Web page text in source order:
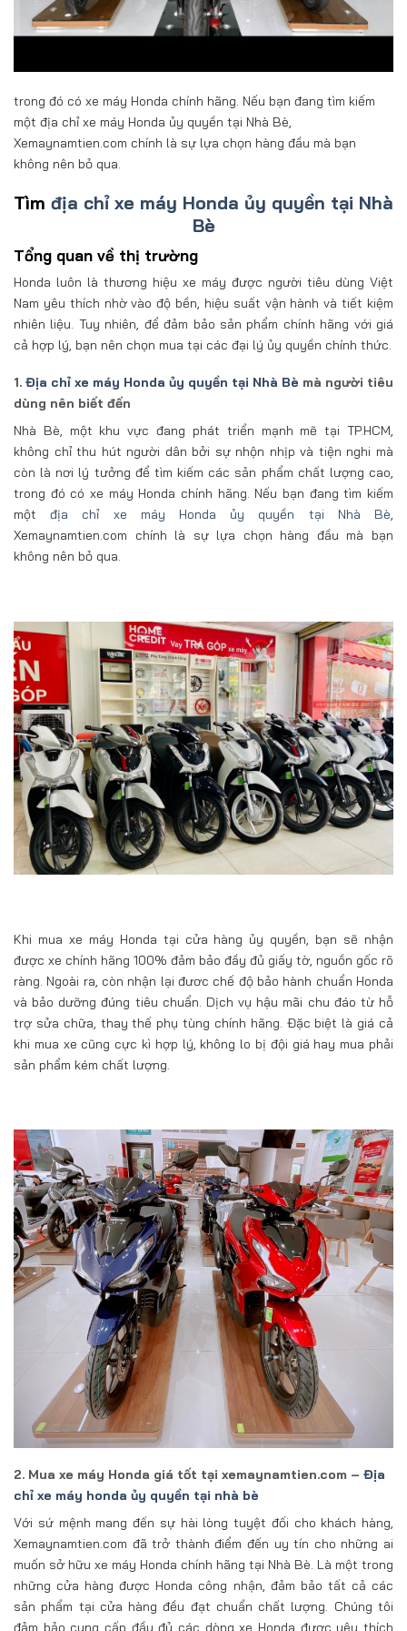
trong đó có xe máy Honda chính hãng. Nếu bạn đang tìm kiếm
một địa chỉ xe máy Honda ủy quyền tại Nhà Bè,
Xemaynamtien.com chính là sự lựa chọn hàng đầu mà bạn
không nên bỏ qua.
Tìm địa chỉ xe máy Honda ủy quyền tại Nhà
Bè
Tổng quan về thị trường
Honda luôn là thương hiệu xe máy được người tiêu dùng Việt
Nam yêu thích nhờ vào độ bền, hiệu suất vận hành và tiết kiệm
nhiên liệu. Tuy nhiên, để đảm bảo sản phẩm chính hãng với giá
cả hợp lý, bạn nên chọn mua tại các đại lý ủy quyền chính thức.
1. Địa chỉ xe máy Honda ủy quyền tại Nhà Bè mà người tiêu
dùng nên biết đến
Nhà Bè, một khu vực đang phát triển mạnh mẽ tại TP.HCM,
không chỉ thu hút người dân bởi sự nhộn nhịp và tiện nghi mà
còn là nơi lý tưởng để tìm kiếm các sản phẩm chất lượng cao,
trong đó có xe máy Honda chính hãng. Nếu bạn đang tìm kiếm
mộtđịa chỉ xe máy Honda ủy quyền tại Nhà Bè,
Xemaynamtien.com chính là sự lựa chọn hàng đầu mà bạn
không nên bỏ qua.
Khi mua xe máy Honda tại cửa hàng ủy quyền, bạn sẽ nhận
được xe chính hãng 100% đảm bảo đầy đủ giấy tờ, nguồn gốc rõ
ràng. Ngoài ra, còn nhận lại đươc chế độ bảo hành chuẩn Honda
và bảo dưỡng đúng tiêu chuẩn. Dịch vụ hậu mãi chu đáo từ hỗ
trợ sửa chữa, thay thế phụ tùng chính hãng. Đặc biệt là giá cả
khi mua xe cũng cực kì hợp lý, không lo bị đội giá hay mua phải
sản phẩm kém chất lượng.
2. Mua xe máy Honda giá tốt tại xemaynamtien.com – Địa
chỉ xe máy honda ủy quyền tại nhà bè
Với sứ mệnh mang đến sự hài lòng tuyệt đối cho khách hàng,
Xemaynamtien.com đã trở thành điểm đến uy tín cho những ai
muốn sở hữu xe máy Honda chính hãng tại Nhà Bè. Là một trong
những cửa hàng được Honda công nhận, đảm bảo tất cả các
sản phẩm tại cửa hàng đều đạt chuẩn chất lượng. Chúng tôi
đảm bảo cung cấp đầy đủ các dòng xe Honda được yêu thích